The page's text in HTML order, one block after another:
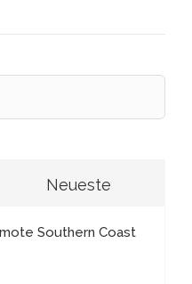
Neueste
Southern Coast